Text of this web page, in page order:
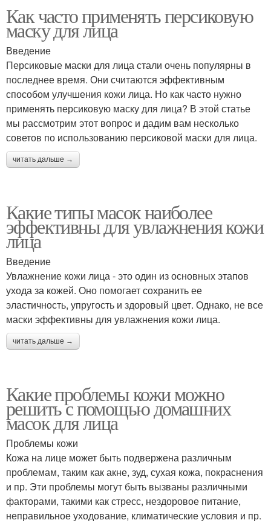
Как часто применять персиковую
маску для лица
Введение
Персиковые маски для лица стали очень популярны в
последнее время. Они считаются эффективным
способом улучшения кожи лица. Но как часто нужно
применять персиковую маску для лица? В этой статье
мы рассмотрим этот вопрос и дадим вам несколько
советов по использованию персиковой маски для лица.
читать дальше →
Какие типы масок наиболее
эффективны для увлажнения кожи
лица
Введение
Увлажнение кожи лица - это один из основных этапов
ухода за кожей. Оно помогает сохранить ее
эластичность, упругость и здоровый цвет. Однако, не все
маски эффективны для увлажнения кожи лица.
читать дальше →
Какие проблемы кожи можно
решить с помощью домашних
масок для лица
Проблемы кожи
Кожа на лице может быть подвержена различным
проблемам, таким как акне, зуд, сухая кожа, покраснения
и пр. Эти проблемы могут быть вызваны различными
факторами, такими как стресс, нездоровое питание,
неправильное уходование, климатические условия и пр.